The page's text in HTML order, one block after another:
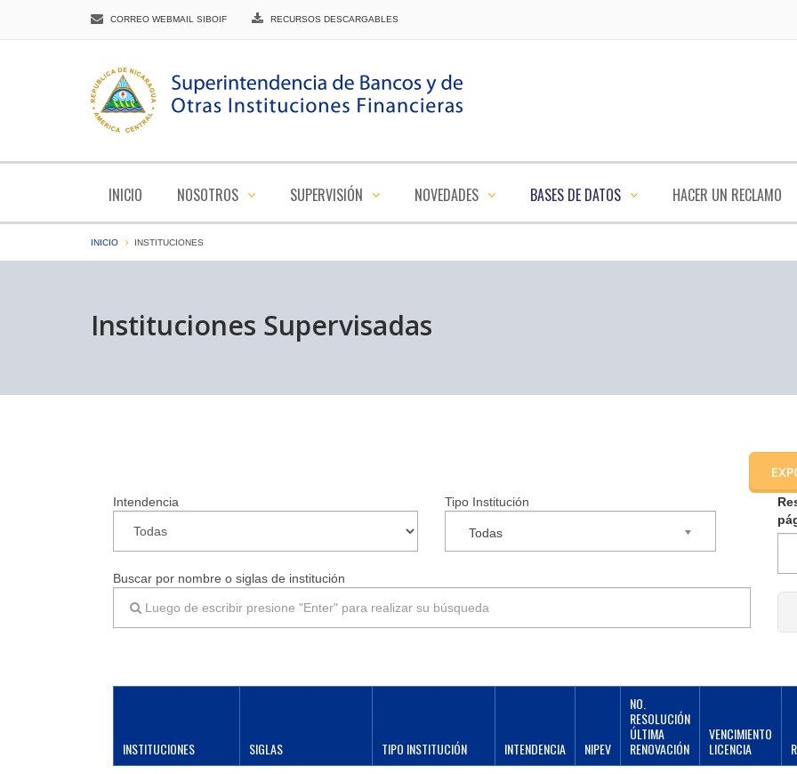
CORREO WEBMAIL SIBOIF RECURSOS DESCARGABLES
INICIO NOSOTROS SUPERVISIÓN NOVEDADES BASES DE DATOS HACER UN RECLAMO
INICIO INSTITUCIONES
Instituciones Supervisadas
Intendencia Tipo Institución
Todas
Buscar por nombre o siglas de institución
INSTITUCIONES SIGLAS TIPO INSTITUCIÓN INTENDENCIA NIPEV
NO.
RESOLUCIÓN
ÚLTIMA
RENOVACIÓN
VENCIMIENTO
LICENCIA